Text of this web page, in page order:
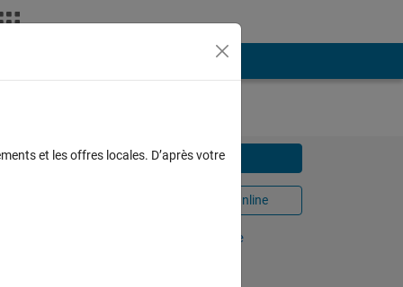
Télécharger
Ouvrir dans MATLAB Online
Suivre
et les offres locales. D’après votre